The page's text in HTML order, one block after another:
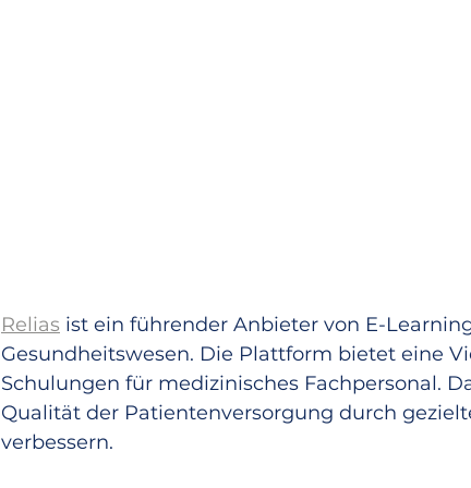
Relias ist ein führender Anbieter von E-
Gesundheitswesen. Die Plattform bietet eine
Schulungen für medizinisches Fachpersonal.
Qualität der Patientenversorgung durch
verbessern.